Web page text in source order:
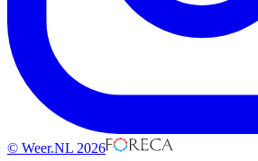
© Weer.NL 2026